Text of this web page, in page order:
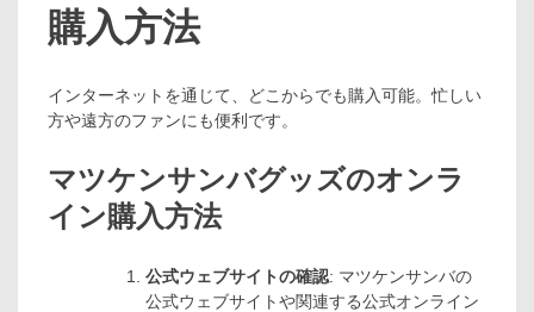
購入方法
インターネットを通じて、どこからでも購入可能。忙しい
方や遠方のファンにも便利です。
マツケンサンバグッズのオンラ
イン購入方法
公式ウェブサイトの確認: マツケンサンバの
公式ウェブサイトや関連する公式オンライン